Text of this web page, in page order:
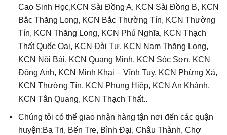
Cao Sinh Học,KCN Sài Đồng A, KCN Sài Đồng B, KCN
Bắc Thăng Long, KCN Bắc Thường Tín, KCN Thường
Tín, KCN Thăng Long, KCN Phú Nghĩa, KCN Thạch
Thất Quốc Oai, KCN Đài Tư, KCN Nam Thăng Long,
KCN Nội Bài, KCN Quang Minh, KCN Sóc Sơn, KCN
Đông Anh, KCN Minh Khai – Vĩnh Tuy, KCN Phừng Xá,
KCN Thường Tín, KCN Phụng Hiệp, KCN An Khánh,
KCN Tân Quang, KCN Thạch Thất..
Chúng tôi có thể giao nhận hàng tận nơi đến các quận
huyện:Ba Tri, Bến Tre, Bình Đại, Châu Thành, Chợ